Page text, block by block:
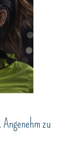
zu